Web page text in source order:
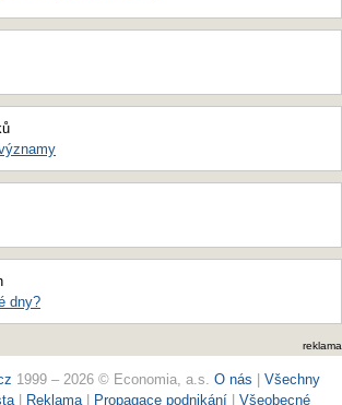
dny?
reklama
1999 – 2026 © Economia, a.s. O nás
Všechny
| Reklama Propagace podnikání| Všeobecné